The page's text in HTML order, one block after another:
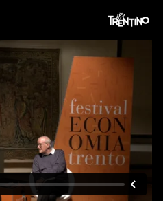
sullo sviluppo